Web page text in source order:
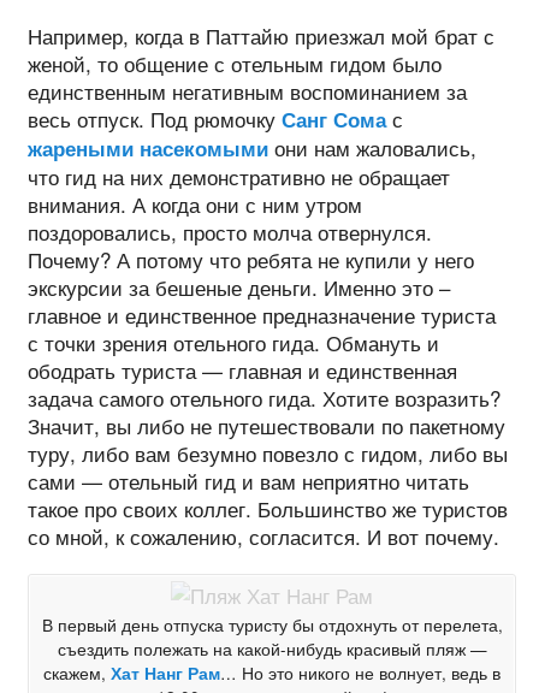
Например, когда в Паттайю приезжал мой брат с
женой, то общение с отельным гидом было
единственным негативным воспоминанием за
весь отпуск. Под рюмочку Санг Сомас
жареными насекомымиони нам жаловались,
что гид на них демонстративно не обращает
внимания. А когда они с ним утром
поздоровались, просто молча отвернулся.
Почему? А потому что ребята не купили у него
экскурсии за бешеные деньги. Именно это –
главное и единственное предназначение туриста
с точки зрения отельного гида. Обмануть и
ободрать туриста — главная и единственная
задача самого отельного гида. Хотите возразить?
Значит, вы либо не путешествовали по пакетному
туру, либо вам безумно повезло с гидом, либо вы
сами — отельный гид и вам неприятно читать
такое про своих коллег. Большинство же туристов
со мной, к сожалению, согласится. И вот почему.
В первый день отпуска туристу бы отдохнуть от перелета,
съездить полежать на какой-нибудь красивый пляж —
скажем, Хат Нанг Рам… Но это никого не волнует, ведь в